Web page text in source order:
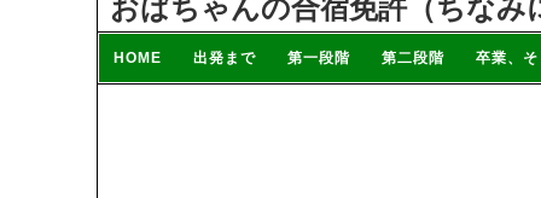
おばちゃんの合宿免許（ちなみ
HOME 出発まで 第一段階 第二段階 卒業、